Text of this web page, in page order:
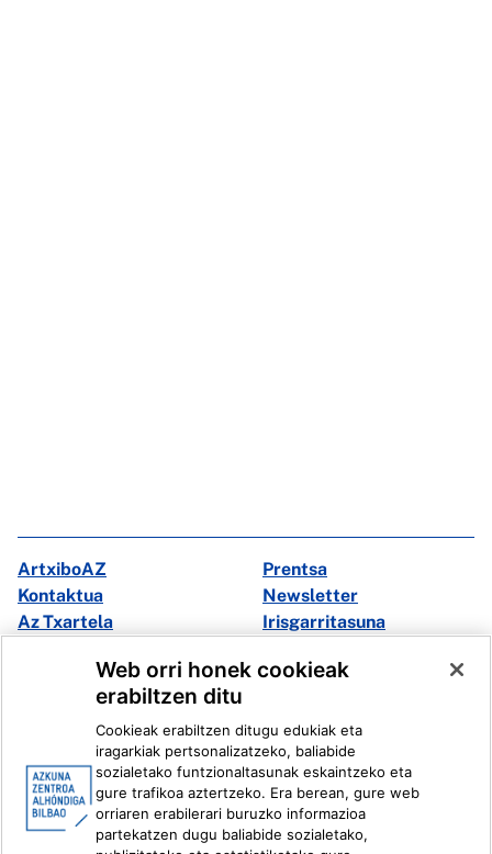
ArtxiboAZ
Prentsa
Kontaktua
Newsletter
Az Txartela
Irisgarritasuna
Instagram
Youtube
Linkedin
Ivoox
Lege informazioa Barneko Informazio Sistema
Web orri honek cookieak
erabiltzen ditu
Cookieak erabiltzen ditugu edukiak eta
iragarkiak pertsonalizatzeko, baliabide
sozialetako funtzionaltasunak eskaintzeko eta
gure trafikoa aztertzeko. Era berean, gure web
orriaren erabilerari buruzko informazioa
partekatzen dugu baliabide sozialetako,